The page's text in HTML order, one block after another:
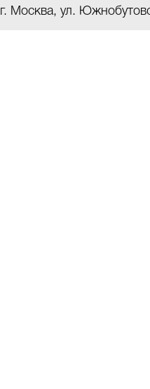
г. Москва, ул.